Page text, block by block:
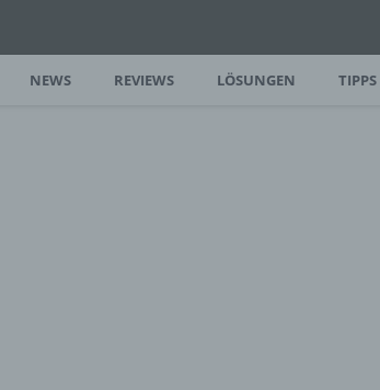
NEWS REVIEWS LÖSUNGEN